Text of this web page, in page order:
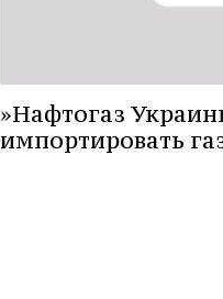
»Нафтогаз
импортировать